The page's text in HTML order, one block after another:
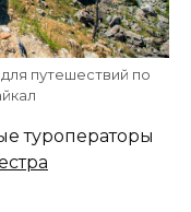
путешествий по
туроператоры